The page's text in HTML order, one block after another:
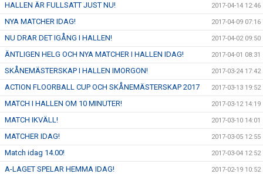
HALLEN ÄR FULLSATT JUST NU! 2017-04-14 12:46
NYA MATCHER IDAG! 2017-04-09 07:16
NU DRAR DET IGÅNG I HALLEN! 2017-04-02 09:50
ÄNTLIGEN HELG OCH NYA MATCHER I HALLEN IDAG! 2017-04-01 08:31
SKÅNEMÄSTERSKAP I HALLEN IMORGON! 2017-03-24 17:42
ACTION FLOORBALL CUP OCH SKÅNEMÄSTERSKAP 2017 2017-03-13 19:52
MATCH I HALLEN OM 10 MINUTER! 2017-03-12 14:19
MATCH IKVÄLL! 2017-03-10 14:01
MATCHER IDAG! 2017-03-05 12:55
Match idag 14.00! 2017-03-04 12:52
A-LAGET SPELAR HEMMA IDAG! 2017-02-19 10:52